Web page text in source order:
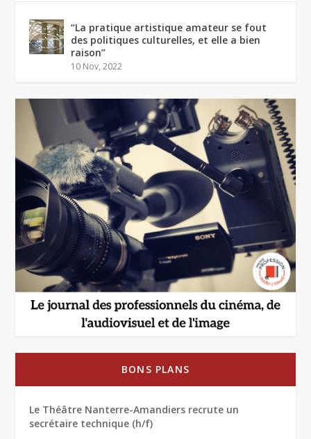
“La pratique artistique amateur se fout
des politiques culturelles, et elle a bien
raison”
10 Nov, 2022
BONS PLANS
Le Théâtre Nanterre-Amandiers recrute un
secrétaire technique (h/f)